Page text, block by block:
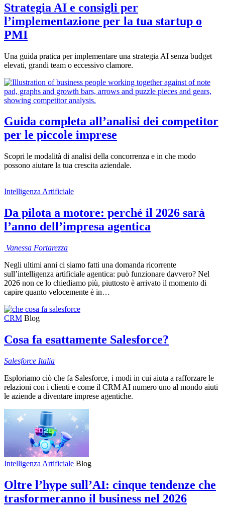
Strategia AI e consigli per
l’implementazione per la tua startup o
PMI
Una guida pratica per implementare una strategia AI senza budget
elevati, grandi team o eccessivo clamore.
Guida completa all’analisi dei competitor
per le piccole imprese
Scopri le modalità di analisi della concorrenza e in che modo
possono aiutare la tua crescita aziendale.
Intelligenza Artificiale
Da pilota a motore: perché il 2026 sarà
l’anno dell’impresa agentica
Vanessa Fortarezza
Negli ultimi anni ci siamo fatti una domanda ricorrente
sull’intelligenza artificiale agentica: può funzionare davvero? Nel
2026 non ce lo chiediamo più, piuttosto è arrivato il momento di
capire quanto velocemente è in…
CRM Blog
Cosa fa esattamente Salesforce?
Salesforce Italia
Esploriamo ciò che fa Salesforce, i modi in cui aiuta a rafforzare le
relazioni con i clienti e come il CRM AI numero uno al mondo aiuti
le aziende a diventare imprese agentiche.
Intelligenza Artificiale Blog
Oltre l’hype sull’AI: cinque tendenze che
trasformeranno il business nel 2026